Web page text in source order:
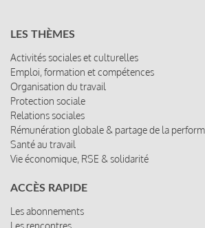
LES THÈMES
Activités sociales et culturelles
Emploi, formation et compétences
Organisation du travail
Protection sociale
Relations sociales
Rémunération globale & partage de la
Santé au travail
Vie économique, RSE & solidarité
ACCÈS RAPIDE
Les abonnements
Les rencontres